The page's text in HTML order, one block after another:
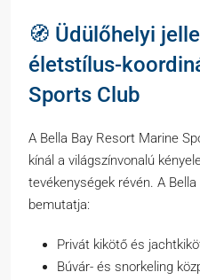
🧭 Üdülőhelyi
életstílus-
Sports Club
A Bella Bay Resort Marine
kínál a világszínvonalú
tevékenységek révén. A
bemutatja:
Privát kikötő és
Búvár- és snorkeling